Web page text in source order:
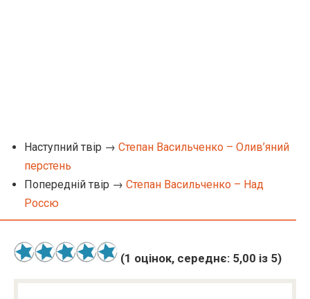
Наступний твір → Степан Васильченко – Олив’яний
перстень
Попередній твір → Степан Васильченко – Над
Россю
(1 оцінок, середнє: 5,00 із 5)